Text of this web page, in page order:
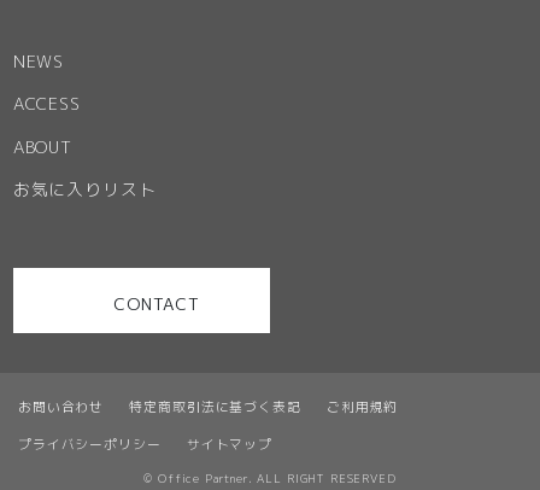
お問い合わせ 特定商取引法に基づく表記 ご利用規約
プライバシーポリシー サイトマップ
NEWS
ACCESS
ABOUT
お気に入りリスト
CONTACT
© Office Partner. ALL RIGHT RESERVED